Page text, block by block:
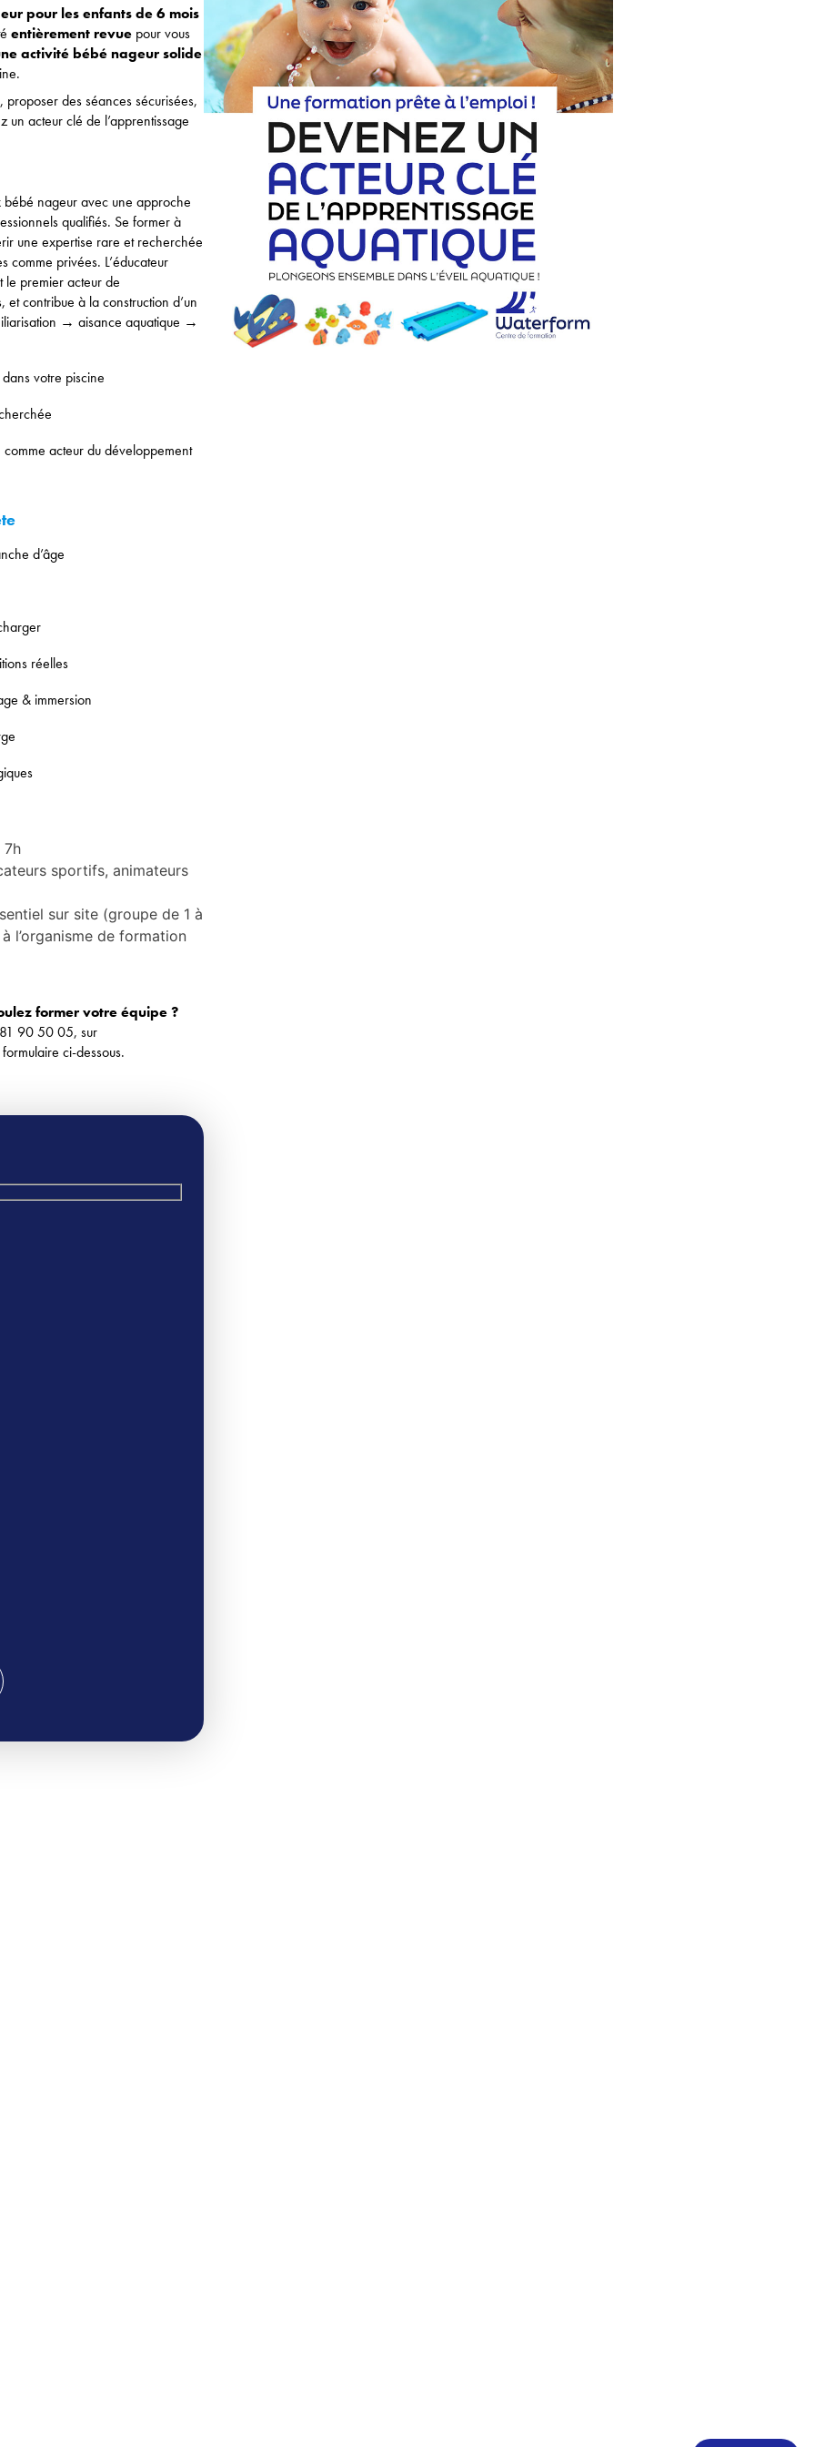
pour les enfants de 6 mois
entièrement revue pour vous
activité bébé nageur solide
des séances sécurisées,
un acteur clé de l’apprentissage
bébé nageur avec une approche
qualifiés. Se former à
une expertise rare et recherchée
comme privées. L’éducateur
le premier acteur de
et contribue à la construction d’un
→ aisance aquatique →
votre piscine
acteur du développement
d’âge
réelles
& immersion
7h
sportifs, animateurs
sur site (groupe de 1 à
l’organisme de formation
former votre équipe ?
90 50 05, sur
ci-dessous.